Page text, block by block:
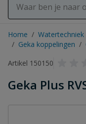
Home / Watertechniek
/ Geka koppelingen /
Artikel 150150
Geka Plus